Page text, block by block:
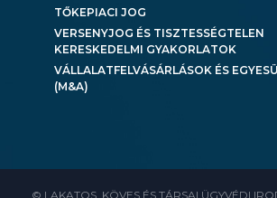
TŐKEPIACI JOG
VERSENYJOG ÉS TISZTESSÉGTELEN
KERESKEDELMI GYAKORLATOK
VÁLLALATFELVÁSÁRLÁSOK ÉS
(M&A)
© LAKATOS, KÖVES ÉS TÁRSAI ÜGYVÉDI